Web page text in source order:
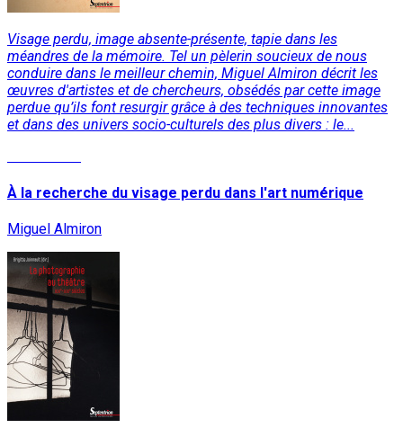
Visage perdu, image absente-présente, tapie dans les
méandres de la mémoire. Tel un pèlerin soucieux de nous
conduire dans le meilleur chemin, Miguel Almiron décrit les
œuvres d'artistes et de chercheurs, obsédés par cette image
perdue qu’ils font resurgir grâce à des techniques innovantes
et dans des univers socio-culturels des plus divers : le...
À la recherche du visage perdu dans l'art numérique
Miguel Almiron